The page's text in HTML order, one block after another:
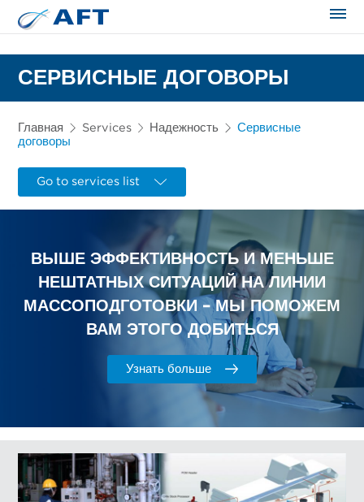
СЕРВИСНЫЕ ДОГОВОРЫ
Главная Services Надежность
Сервисные
договоры
Go to services list
ВЫШЕ ЭФФЕКТИВНОСТЬ И МЕНЬШЕ
НЕШТАТНЫХ СИТУАЦИЙ НА ЛИНИИ
МАССОПОДГОТОВКИ – МЫ ПОМОЖЕМ
ВАМ ЭТОГО ДОБИТЬСЯ
Узнать больше